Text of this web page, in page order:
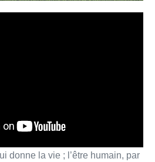
donne la vie ; l’être humain, par